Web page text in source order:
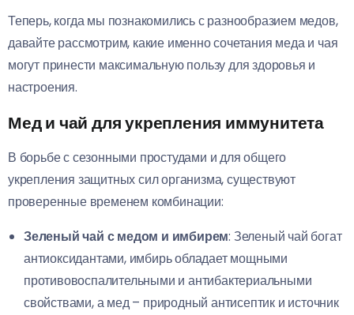
Теперь, когда мы познакомились с разнообразием медов,
давайте рассмотрим, какие именно сочетания меда и чая
могут принести максимальную пользу для здоровья и
настроения.
Мед и чай для укрепления иммунитета
В борьбе с сезонными простудами и для общего
укрепления защитных сил организма, существуют
проверенные временем комбинации:
Зеленый чай с медом и имбирем: Зеленый чай богат
антиоксидантами, имбирь обладает мощными
противовоспалительными и антибактериальными
свойствами, а мед – природный антисептик и источник